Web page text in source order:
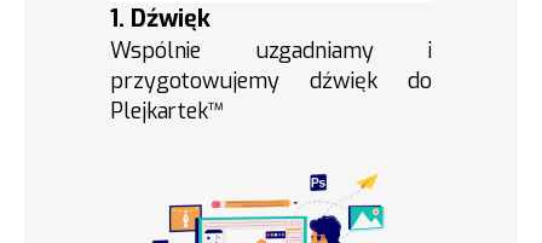
1. Dźwięk
Wspólnie uzgadniamy i
przygotowujemy dźwięk do
Plejkartek™